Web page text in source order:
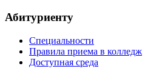
Абитуриенту
Специальности
Правила приема в колледж
Доступная среда